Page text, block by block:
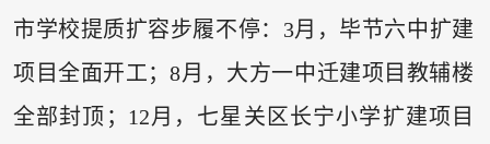
市学校提质扩容步履不停：3月，毕节六中扩建
项目全面开工；8月，大方一中迁建项目教辅楼
全部封顶；12月，七星关区长宁小学扩建项目